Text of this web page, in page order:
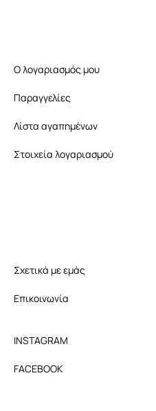
Ο λογαριασμός μου
Παραγγελίες
Λίστα αγαπημένων
Στοιχεία λογαριασμού
Σχετικά με εμάς
Επικοινωνία
INSTAGRAM
FACEBOOK